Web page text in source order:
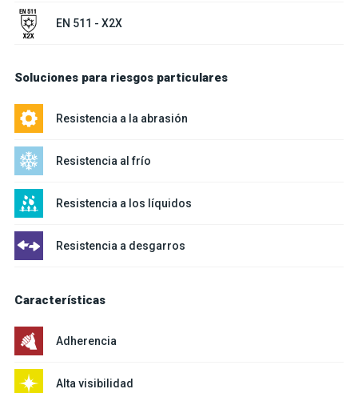
EN 511 - X2X
Soluciones para riesgos particulares
Resistencia a la abrasión
Resistencia al frío
Resistencia a los líquidos
Resistencia a desgarros
Características
Adherencia
Alta visibilidad